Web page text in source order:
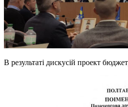
В результаті дискусій проект